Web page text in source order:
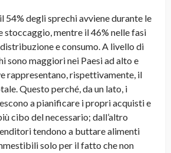
54% degli sprechi avviene durante le
stoccaggio, mentre il 46% nelle fasi
e consumo. A livello di
sono maggiori nei Paesi ad alto e
rappresentano, rispettivamente, il
Questo perché, da un lato, i
a pianificare i propri acquisti e
cibo del necessario; dall’altro
tendono a buttare alimenti
solo per il fatto che non